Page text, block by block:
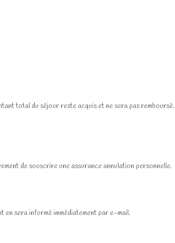
total du séjour reste acquis et ne sera pas remboursé.
de souscrire une assurance annulation personnelle.
sera informé immédiatement par e-mail.